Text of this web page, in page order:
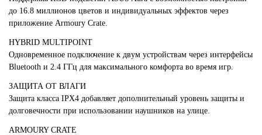
до 16.8 миллионов цветов и индивидуальных эффектов через
приложение Armoury Crate.
HYBRID MULTIPOINT
Одновременное подключение к двум устройствам через интерфейсы
Bluetooth и 2.4 ГГц для максимального комфорта во время игр.
ЗАЩИТА ОТ ВЛАГИ
Защита класса IPX4 добавляет дополнительный уровень защиты и
долговечности при использовании наушников на улице.
ARMOURY CRATE